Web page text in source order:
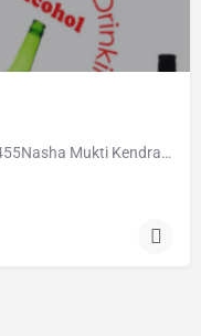
nasha mukti kendra basti – 09131190455Nasha Mukti Kendra Basti – 09131190455 Welcome to Nasha Mukti…